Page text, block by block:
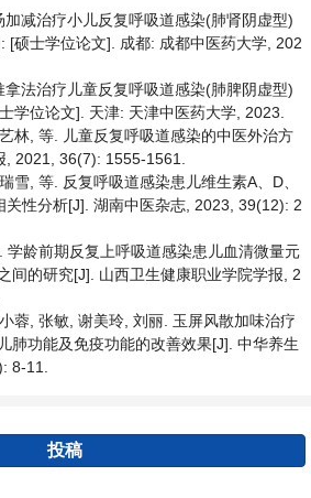
减治疗小儿反复呼吸道感染(肺肾阴虚型)
[硕士学位论文]. 成都: 成都中医药大学, 202
法治疗儿童反复呼吸道感染(肺脾阴虚型)
学位论文]. 天津: 天津中医药大学, 2023.
林, 等. 儿童反复呼吸道感染的中医外治方
2021, 36(7): 1555-1561.
雪, 等. 反复呼吸道感染患儿维生素A、D、
关性分析[J]. 湖南中医杂志, 2023, 39(12): 2
学龄前期反复上呼吸道感染患儿血清微量元
间的研究[J]. 山西卫生健康职业学院学报, 2
蓉, 张敏, 谢美玲, 刘丽. 玉屏风散加味治疗
肺功能及免疫功能的改善效果[J]. 中华养生
8-11.
投稿